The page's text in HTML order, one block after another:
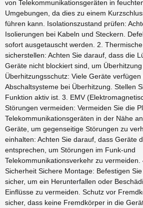
von Telekommunikationsgeräten in
Umgebungen, da dies zu einem
führen kann. Isolationszustand prüfen:
Isolierungen bei Kabeln und Steckern.
sofort ausgetauscht werden. 2.
sicherstellen: Achten Sie darauf, dass die
Geräte nicht blockiert sind, um Überhitzung
Überhitzungsschutz: Viele Geräte
Abschaltsysteme bei Überhitzung. Stellen
Funktion aktiv ist. 3. EMV
Störungen vermeiden: Vermeiden Sie die
Telekommunikationsgeräten in der Nähe
Geräte, um gegenseitige Störungen zu
einhalten: Achten Sie darauf, dass Geräte
entsprechen, um Störungen im Funk-und
Telekommunikationsverkehr zu
Sicherheit Sichere Montage: Befestigen
sicher, um ein Herunterfallen oder
Einflüsse zu vermeiden. Schutz vor
sicher, dass keine Fremdkörper in die